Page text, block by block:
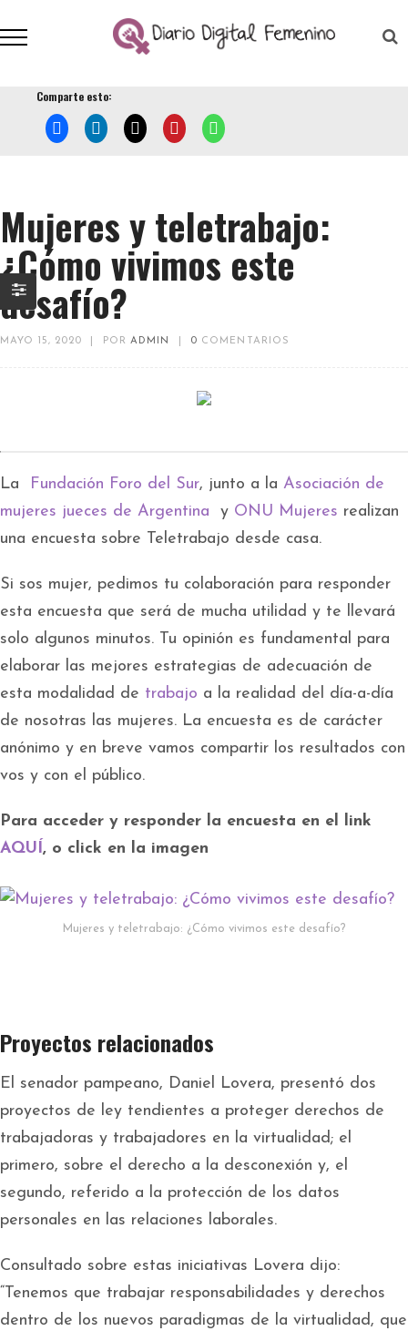
Comparte esto:
Mujeres y teletrabajo:
¿Cómo vivimos este
desafío?
MAYO 15, 2020 PORADMIN 0 COMENTARIOS
La Fundación Foro del Sur, junto a la Asociación de
mujeres jueces de Argentina y ONU Mujeres realizan
una encuesta sobre Teletrabajo desde casa.
Si sos mujer, pedimos tu colaboración para responder
esta encuesta que será de mucha utilidad y te llevará
solo algunos minutos. Tu opinión es fundamental para
elaborar las mejores estrategias de adecuación de
esta modalidad de trabajo a la realidad del día-a-día
de nosotras las mujeres. La encuesta es de carácter
anónimo y en breve vamos compartir los resultados con
vos y con el público.
Para acceder y responder la encuesta en el link
AQUÍ, o click en la imagen
Mujeres y teletrabajo: ¿Cómo vivimos este desafío?
Proyectos relacionados
El senador pampeano, Daniel Lovera, presentó dos
proyectos de ley tendientes a proteger derechos de
trabajadoras y trabajadores en la virtualidad; el
primero, sobre el derecho a la desconexión y, el
segundo, referido a la protección de los datos
personales en las relaciones laborales.
Consultado sobre estas iniciativas Lovera dijo:
“Tenemos que trabajar responsabilidades y derechos
dentro de los nuevos paradigmas de la virtualidad, que